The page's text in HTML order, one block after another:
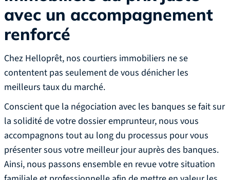
avec un accompagnement
renforcé
Chez Helloprêt, nos courtiers immobiliers ne se
contentent pas seulement de vous dénicher les
meilleurs taux du marché.
Conscient que la négociation avec les banques se fait sur
la solidité de votre dossier emprunteur, nous vous
accompagnons tout au long du processus pour vous
présenter sous votre meilleur jour auprès des banques.
Ainsi, nous passons ensemble en revue votre situation